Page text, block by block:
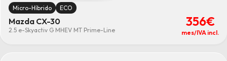
Micro-Híbrido ECO
Mazda CX-30
2.5 e-Skyactiv G MHEV MT Prime-Line
356€
mes/IVA incl.